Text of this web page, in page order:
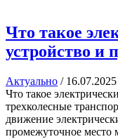
Что такое
устройство и
Актуально / 16.07.2025
Что такое
трехколесные
движение
промежуточное